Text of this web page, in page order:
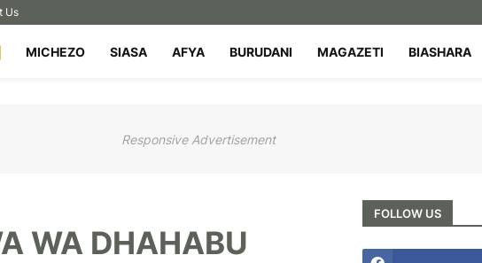
Us
MICHEZO SIASA AFYA BURUDANI MAGAZETI BIASHARA
Responsive Advertisement
WA DHAHABU
FOLLOW US